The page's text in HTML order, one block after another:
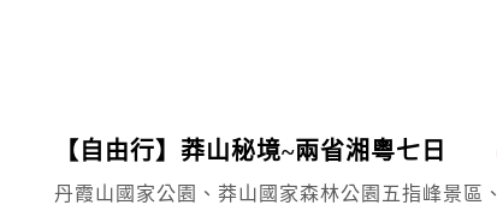
【自由行】莽山秘境~兩省湘粵七日
丹霞山國家公園、莽山國家森林公園五指峰景區、